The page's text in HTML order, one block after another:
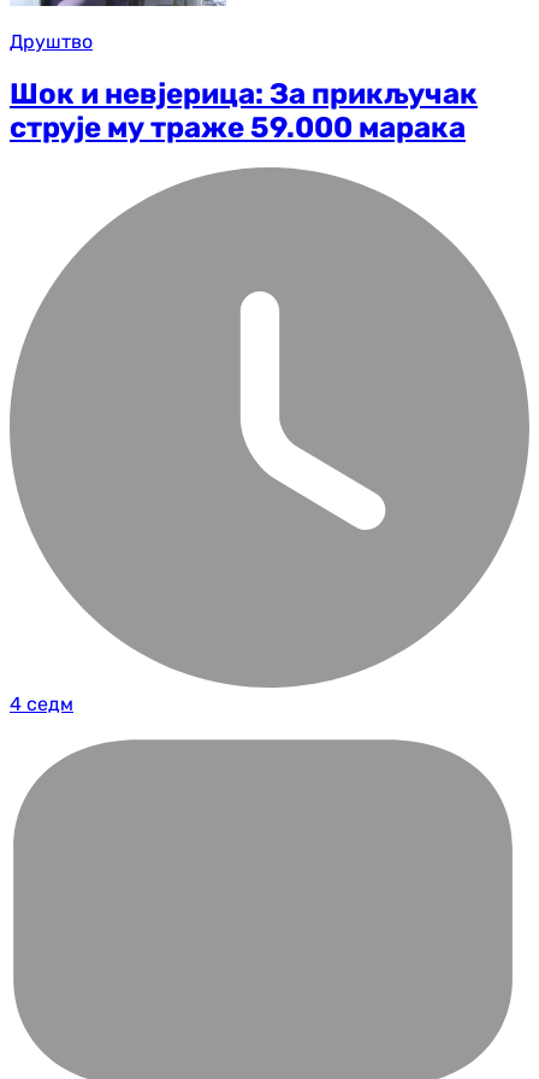
Друштво
Шок и невјерица: За прикључак
струје му траже 59.000 марака
4 седм